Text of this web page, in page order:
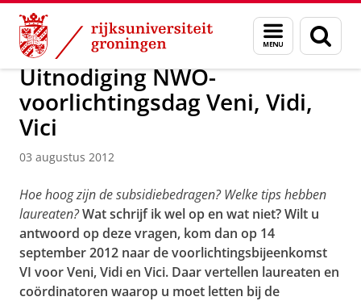
Skip
Content
Skip
Navigation
Menu
en
zoeken
Over ons Actueel Nieuws Nieuwsberichten
Uitnodiging NWO-
voorlichtingsdag Veni, Vidi,
Vici
03 augustus 2012
Hoe hoog zijn de subsidiebedragen? Welke tips hebben
laureaten?Wat schrijf ik wel op en wat niet? Wilt u
antwoord op deze vragen, kom dan op 14
september 2012 naar de voorlichtingsbijeenkomst
VI voor Veni, Vidi en Vici. Daar vertellen laureaten en
coördinatoren waarop u moet letten bij de